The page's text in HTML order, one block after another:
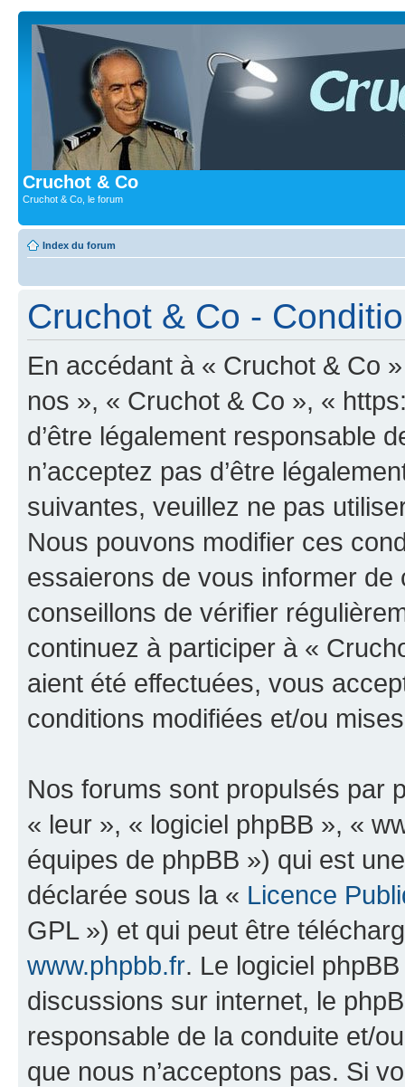
Cruchot & Co
Cruchot & Co, le forum
Index du forum
Cruchot & Co -
En accédant à « Cruchot & Co
nos », « Cruchot & Co », «
d’être légalement responsable
n’acceptez pas d’être
suivantes, veuillez ne pas
Nous pouvons modifier ces
essaierons de vous informer
conseillons de vérifier
continuez à participer à «
aient été effectuées, vous
conditions modifiées et/ou
Nos forums sont propulsés par
« leur », « logiciel phpBB », «
équipes de phpBB ») qui est
déclarée sous la « Licence
GPL ») et qui peut être
www.phpbb.fr. Le logiciel
discussions sur internet, le
responsable de la conduite et/
que nous n’acceptons pas. Si